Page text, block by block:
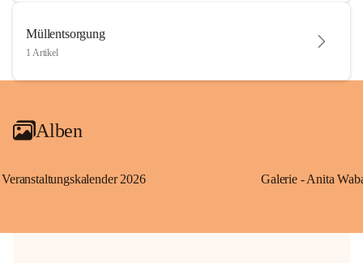
Müllentsorgung
1 Artikel
Alben
Veranstaltungskalender 2026 Galerie - Anita